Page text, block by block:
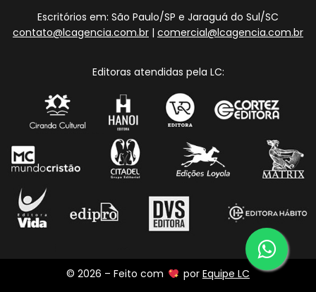
Escritórios em: São Paulo/SP e Jaraguá do Sul/SC
contato@lcagencia.com.br | comercial@lcagencia.com.br
Editoras atendidas pela LC:
© 2026 – Feito com por Equipe LC